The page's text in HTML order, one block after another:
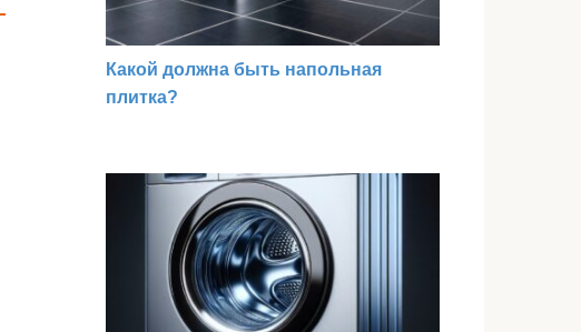
Какой должна быть напольная
плитка?